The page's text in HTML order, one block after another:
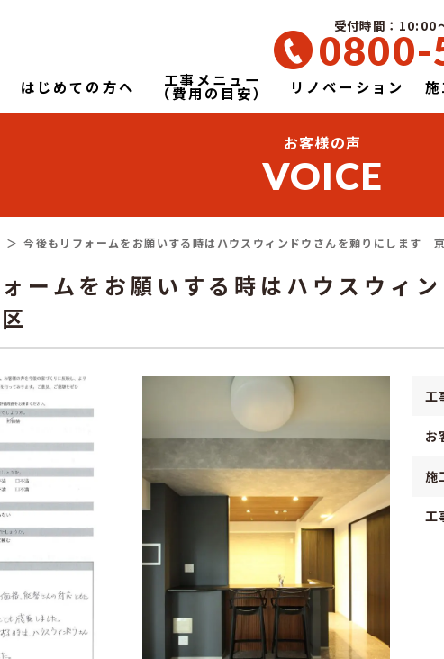
受付時間：10:00
0800-
はじめての方へ 工事メニュー
（費用の目安） リノベーション
お客様の声
VOICE
今後もリフォームをお願いする時はハウスウィンドウさんを頼りにします
ームをお願いする時はハウスウィ
工
お
施
工